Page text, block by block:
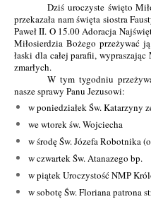
Dziś uroczyste święto
przekazała nam święta siostra
Paweł II. O 15.00 Adoracja
Miłosierdzia Bożego przeżywać
łaski dla całej parafii,
zmarłych.
W tym tygodniu
nasze sprawy Panu Jezusowi:
w poniedziałek Św. Katarzyny
we wtorek św. Wojciecha
w środę Św. Józefa Robotnika
w czwartek Św. Atanazego bp.
w piątek Uroczystość NMP
w sobotę Św. Floriana patrona